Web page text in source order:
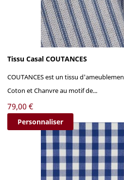
Tissu Casal COUTANCES
COUTANCES est un tissu
Coton et Chanvre au motif de...
Prix
79,00 €
Personnaliser